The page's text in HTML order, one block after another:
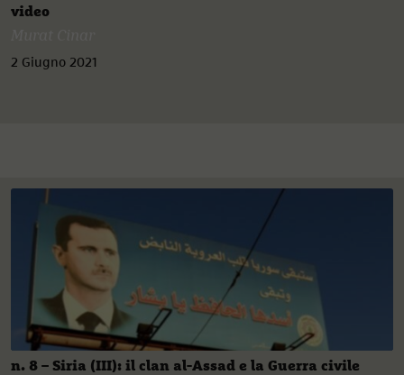
video
2 Giugno 2021
n. 8 – Siria (III): il clan al-Assad e la Guerra civile